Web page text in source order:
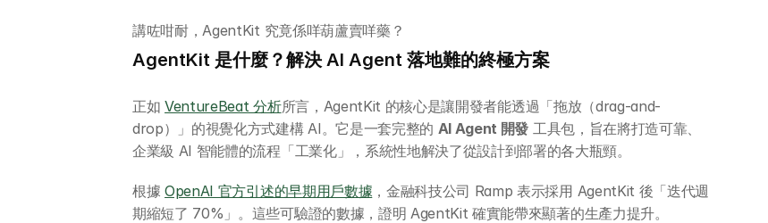
講咗咁耐，AgentKit 究竟係咩葫蘆賣咩藥？
AgentKit 是什麼？解決 AI Agent 落地難的終極方案
正如 VentureBeat 分析所言，AgentKit 的核心是讓開發者能透過「拖放（drag-and-
drop）」的視覺化方式建構 AI。它是一套完整的 AI Agent 開發 工具包，旨在將打造可靠、
企業級 AI 智能體的流程「工業化」，系統性地解決了從設計到部署的各大瓶頸。
根據 OpenAI 官方引述的早期用戶數據 ，金融科技公司 Ramp 表示採用 AgentKit 後「迭代週
期縮短了 70%」。這些可驗證的數據，證明 AgentKit 確實能帶來顯著的生產力提升。